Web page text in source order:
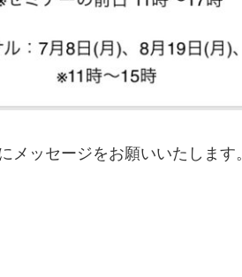
ッセージをお願いいたします。